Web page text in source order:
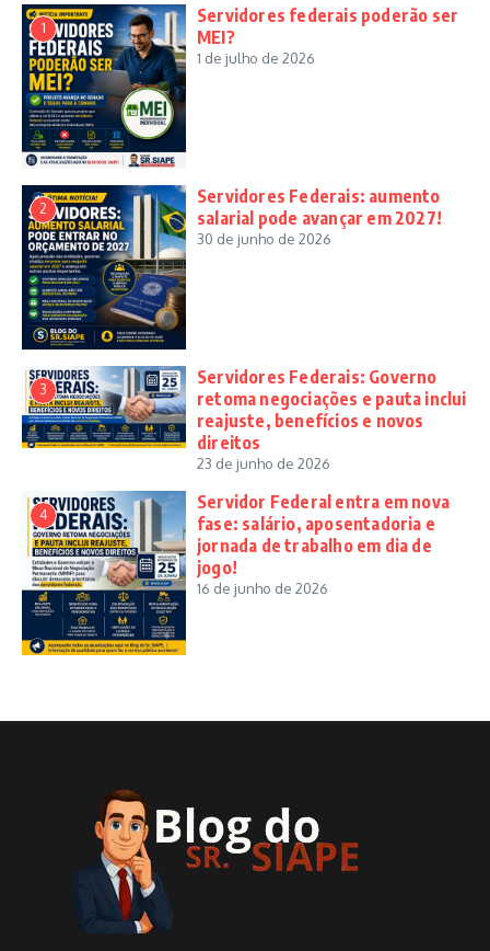
1
Servidores federais poderão ser
MEI?
1 de julho de 2026
2
Servidores Federais: aumento
salarial pode avançar em 2027!
30 de junho de 2026
3
Servidores Federais: Governo
retoma negociações e pauta inclui
reajuste, benefícios e novos
direitos
23 de junho de 2026
4
Servidor Federal entra em nova
fase: salário, aposentadoria e
jornada de trabalho em dia de
jogo!
16 de junho de 2026